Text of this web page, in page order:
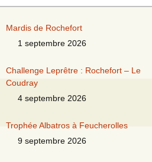
Mardis de Rochefort
1 septembre 2026
Challenge Leprêtre : Rochefort – Le
Coudray
4 septembre 2026
Trophée Albatros à Feucherolles
9 septembre 2026